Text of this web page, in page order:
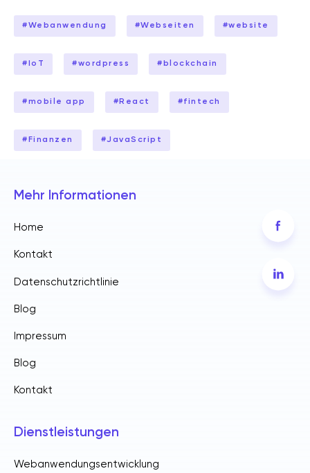
#Webanwendung #Webseiten #website
# IoT #wordpress # blockchain
#mobile app # React #fintech
# Finanzen #JavaScript
Mehr Informationen
Home
Kontakt
Datenschutzrichtlinie
Blog
Impressum
Blog
Kontakt
Dienstleistungen
Webanwendungsentwicklung